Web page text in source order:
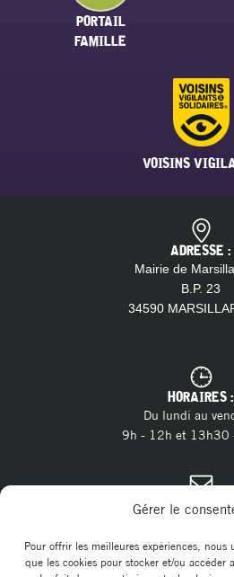
Gérer le
Pour offrir les meilleures expériences, nous
que les cookies pour stocker et/ou accéder
PORTAIL
FAMILLE
VOISINS
ADRESSE :
Mairie de
B.P. 23
34590
HORAIRES :
Du lundi au
9h - 12h et 13h30
CONTACT :
E-mail :